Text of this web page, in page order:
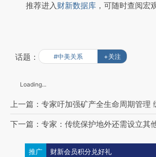
推荐进入财新数据库 ，可随时查阅宏
话题： #中美关系 +关注
Loading...
上一篇：专家吁加强矿产全生命周期管理
下一篇：专家：传统保护地外还需设立其
推广 财新会员积分兑好礼